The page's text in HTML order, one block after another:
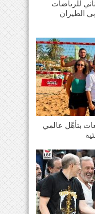
للرياضات
الطيران
بتأهّل عالمي